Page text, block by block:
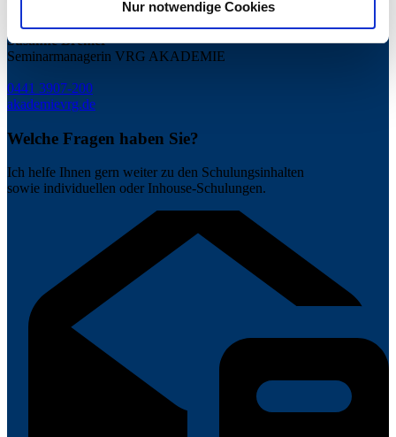
Datenschutzerklärung für diese Website.
Nur notwendige Cookies
Susanne Bremer
Seminarmanagerin VRG AKADEMIE
0441 3907-200
akademievrg.de
Welche Fragen haben Sie?
Ich helfe Ihnen gern weiter zu den Schulungsinhalten
sowie individuellen oder Inhouse-Schulungen.